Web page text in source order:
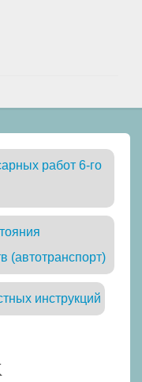
работ 6-го
(автотранспорт)
инструкций